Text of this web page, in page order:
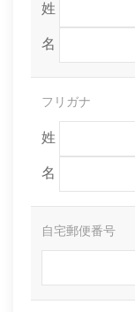
姓
名
フリガナ
姓
名
自宅郵便番号